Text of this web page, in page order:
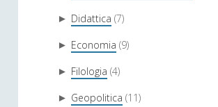
► Didattica (7)
► Economia (9)
► Filologia (4)
► Geopolitica (11)